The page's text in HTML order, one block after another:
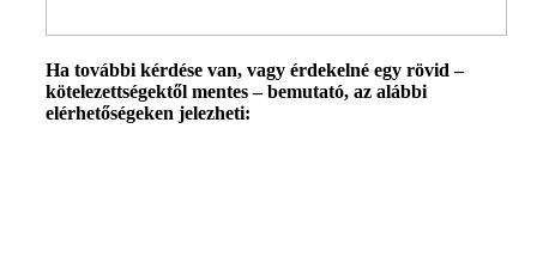
Ha további kérdése van, vagy érdekelné egy rövid –
kötelezettségektől mentes – bemutató, az alábbi
elérhetőségeken jelezheti: